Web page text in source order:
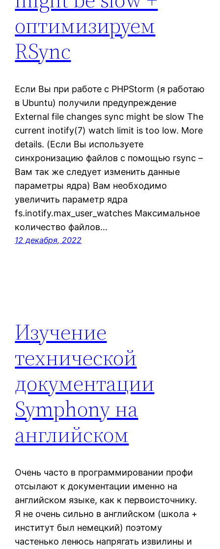
оптимизируем
RSync
Если Вы при работе с PHPStorm (я работаю
в Ubuntu) получили предупреждение
External file changes sync might be slow The
current inotify(7) watch limit is too low. More
details. (Если Вы используете
синхронизацию файлов с помощью rsync –
Вам так же следует изменить данные
параметры ядра) Вам необходимо
увеличить параметр ядра
fs.inotify.max_user_watches Максимальное
количество файлов…
12 декабря, 2022
Изучение
технической
документации
Symphony на
английском
Очень часто в программировании профи
отсылают к документации именно на
английском языке, как к первоисточнику.
Я не очень сильно в английском (школа +
институт был немецкий) поэтому
частенько ленюсь напрягать извилины и